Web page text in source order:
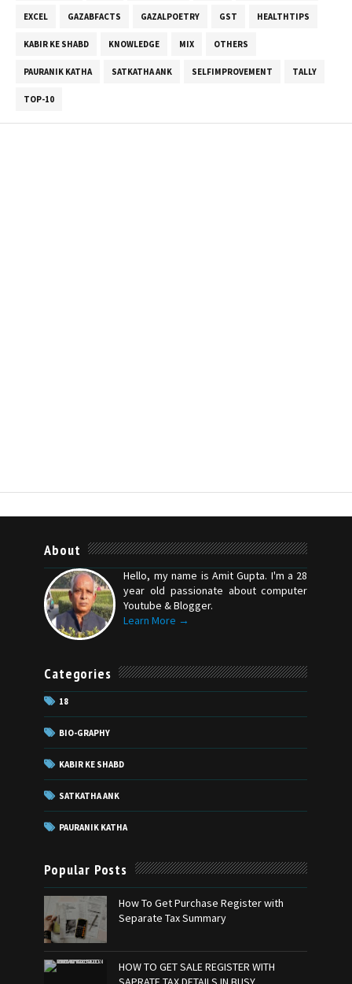
EXCEL GAZABFACTS GAZALPOETRY GST HEALTHTIPS
KABIR KE SHABD KNOWLEDGE MIX OTHERS
PAURANIK KATHA SATKATHA ANK SELFIMPROVEMENT TALLY
TOP-10
About
Hello, my name is Amit Gupta. I'm a 28
year old passionate about computer
Youtube & Blogger.
Learn More →
Categories
18
BIO-GRAPHY
KABIR KE SHABD
SATKATHA ANK
PAURANIK KATHA
Popular Posts
How To Get Purchase Register with
Separate Tax Summary
HOW TO GET SALE REGISTER WITH